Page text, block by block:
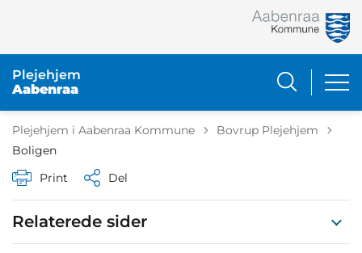
Plejehjem
Aabenraa
Plejehjem i Aabenraa Kommune Tilbage til
Bovrup Plejehjem
Boligen
Print
Del
Relaterede sider